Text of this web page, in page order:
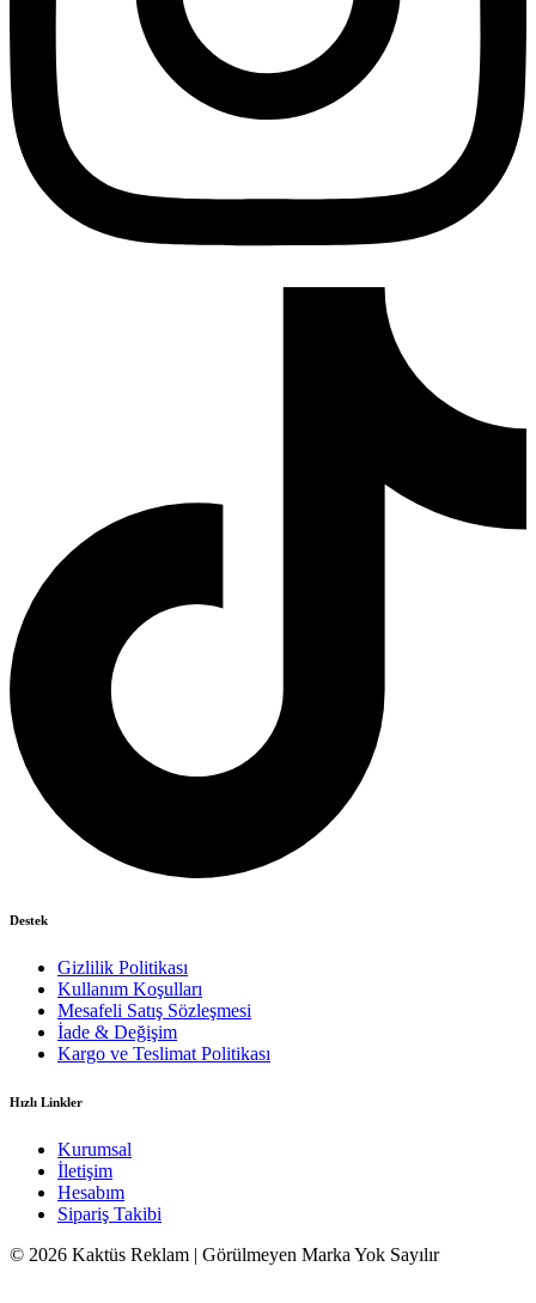
Destek
Gizlilik Politikası
Kullanım Koşulları
Mesafeli Satış Sözleşmesi
İade & Değişim
Kargo ve Teslimat Politikası
Hızlı Linkler
Kurumsal
İletişim
Hesabım
Sipariş Takibi
© 2026 Kaktüs Reklam | Görülmeyen Marka Yok Sayılır